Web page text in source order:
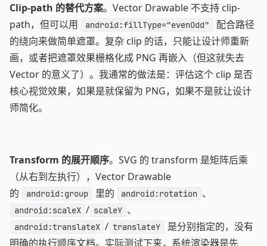
Clip-path 的替代方案。Vector Drawable 不支持 clip-
path，但可以用
android:fillType="evenOdd"
配合路径
的绕向来做简单遮罩。复杂 clip 的话，只能让设计师重新
画，或者把遮罩效果栅格化成 PNG 再嵌入（但这就失去
Vector 的意义了）。我通常的做法是：评估这个 clip 是否
核心视觉效果，如果是就保留为 PNG，如果不是就让设计
师简化。
Transform 的展开顺序。SVG 的 transform 是矩阵后乘
（从右到左执行），Vector Drawable
的
android:group 里的 android:rotation 、
android:scaleX / scaleY 、
android:translateX / translateY
是分别指定的，没有
明确的执行顺序文档。实际测试下来，系统渲染器是先